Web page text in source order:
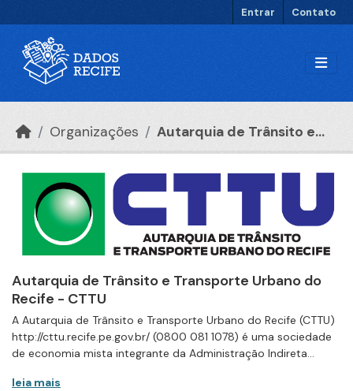
Entrar Contato
Organizações Autarquia de Trânsito e...
Autarquia de Trânsito e Transporte Urbano do
Recife - CTTU
A Autarquia de Trânsito e Transporte Urbano do Recife (CTTU)
http://cttu.recife.pe.gov.br/ (0800 081 1078) é uma sociedade
de economia mista integrante da Administração Indireta...
leia mais